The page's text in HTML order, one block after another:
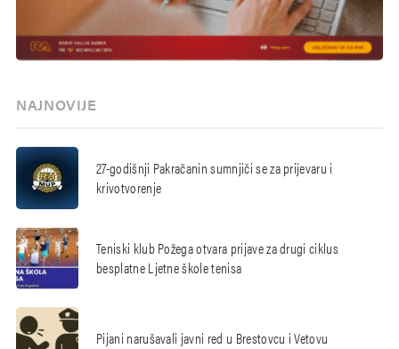
NAJNOVIJE
27-godišnji Pakračanin sumnjiči se za prijevaru i
krivotvorenje
Teniski klub Požega otvara prijave za drugi ciklus
besplatne Ljetne škole tenisa
Pijani narušavali javni red u Brestovcu i Vetovu